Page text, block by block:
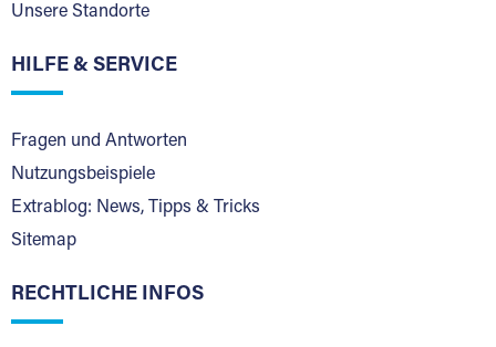
Unsere Standorte
HILFE & SERVICE
Fragen und Antworten
Nutzungsbeispiele
Extrablog: News, Tipps & Tricks
Sitemap
RECHTLICHE INFOS